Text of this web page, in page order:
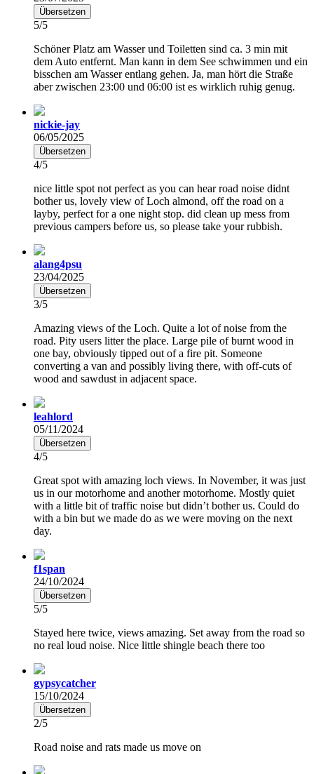
Übersetzen
5/5
Schöner Platz am Wasser und Toiletten sind ca. 3 min mit
dem Auto entfernt. Man kann in dem See schwimmen und ein
bisschen am Wasser entlang gehen. Ja, man hört die Straße
aber zwischen 23:00 und 06:00 ist es wirklich ruhig genug.
nickie-jay
06/05/2025
Übersetzen
4/5
nice little spot not perfect as you can hear road noise didnt
bother us, lovely view of Loch almond, off the road on a
layby, perfect for a one night stop. did clean up mess from
previous campers before us, so please take your rubbish.
alang4psu
23/04/2025
Übersetzen
3/5
Amazing views of the Loch. Quite a lot of noise from the
road. Pity users litter the place. Large pile of burnt wood in
one bay, obviously tipped out of a fire pit. Someone
converting a van and possibly living there, with off-cuts of
wood and sawdust in adjacent space.
leahlord
05/11/2024
Übersetzen
4/5
Great spot with amazing loch views. In November, it was just
us in our motorhome and another motorhome. Mostly quiet
with a little bit of traffic noise but didn’t bother us. Could do
with a bin but we made do as we were moving on the next
day.
f1span
24/10/2024
Übersetzen
5/5
Stayed here twice, views amazing. Set away from the road so
no real loud noise. Nice little shingle beach there too
gypsycatcher
15/10/2024
Übersetzen
2/5
Road noise and rats made us move on